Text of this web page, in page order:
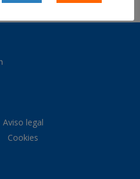
Aviso legal
Cookies